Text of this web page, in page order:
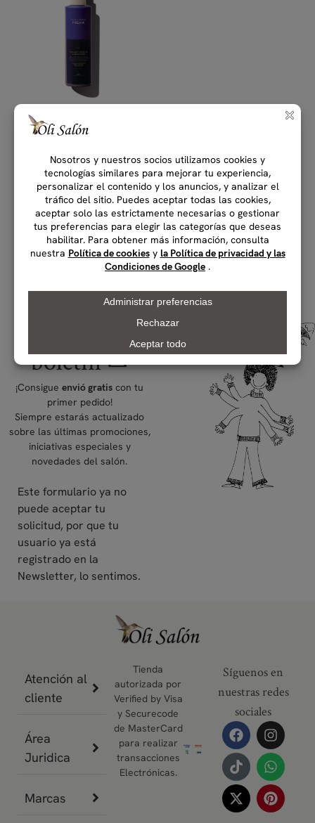
Previa Silver Biphasic Leave-In
Conditioner
Acondicionador sin enjuague para
cabello rubio, gris y blanco o
decolorado
27,000.00 IVAI
Sin existencias
Comprar
Suscríbete al
boletín ✉
¡Consigueenvió gratis con tu
primer pedido!
Siempre estarás actualizado
sobre las últimas promociones,
iniciativas especiales y
novedades del salón.
Este formulario ya no
puede aceptar tu
solicitud, por que tu
usuario ya está
registrado en la
Newsletter, lo sentimos.
Atención al
cliente
Área
Juridica
Marcas
Tienda
autorizada por
Verified by Visa
y Securecode
de MasterCard
para realizar
transacciones
Electrónicas.
Síguenos en
nuestras redes
sociales